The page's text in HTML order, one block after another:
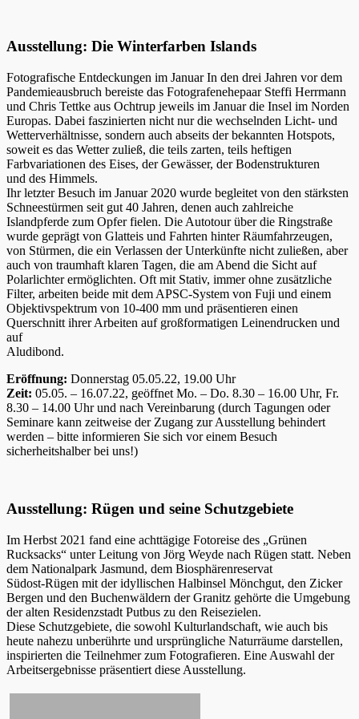
Ausstellung: Die Winterfarben Islands
Fotografische Entdeckungen im Januar In den drei Jahren vor dem
Pandemieausbruch bereiste das Fotografenehepaar Steffi Herrmann
und Chris Tettke aus Ochtrup jeweils im Januar die Insel im Norden
Europas. Dabei faszinierten nicht nur die wechselnden Licht- und
Wetterverhältnisse, sondern auch abseits der bekannten Hotspots,
soweit es das Wetter zuließ, die teils zarten, teils heftigen
Farbvariationen des Eises, der Gewässer, der Bodenstrukturen
und des Himmels.
Ihr letzter Besuch im Januar 2020 wurde begleitet von den stärksten
Schneestürmen seit gut 40 Jahren, denen auch zahlreiche
Islandpferde zum Opfer fielen. Die Autotour über die Ringstraße
wurde geprägt von Glatteis und Fahrten hinter Räumfahrzeugen,
von Stürmen, die ein Verlassen der Unterkünfte nicht zuließen, aber
auch von traumhaft klaren Tagen, die am Abend die Sicht auf
Polarlichter ermöglichten. Oft mit Stativ, immer ohne zusätzliche
Filter, arbeiten beide mit dem APSC-System von Fuji und einem
Objektivspektrum von 10-400 mm und präsentieren einen
Querschnitt ihrer Arbeiten auf großformatigen Leinendrucken und
auf
Aludibond.
Eröffnung: Donnerstag 05.05.22, 19.00 Uhr
Zeit: 05.05. – 16.07.22, geöffnet Mo. – Do. 8.30 – 16.00 Uhr, Fr.
8.30 – 14.00 Uhr und nach Vereinbarung (durch Tagungen oder
Seminare kann zeitweise der Zugang zur Ausstellung behindert
werden – bitte informieren Sie sich vor einem Besuch
sicherheitshalber bei uns!)
Ausstellung: Rügen und seine Schutzgebiete
Im Herbst 2021 fand eine achttägige Fotoreise des „Grünen
Rucksacks“ unter Leitung von Jörg Weyde nach Rügen statt. Neben
dem Nationalpark Jasmund, dem Biosphärenreservat
Südost-Rügen mit der idyllischen Halbinsel Mönchgut, den Zicker
Bergen und den Buchenwäldern der Granitz gehörte die Umgebung
der alten Residenzstadt Putbus zu den Reisezielen.
Diese Schutzgebiete, die sowohl Kulturlandschaft, wie auch bis
heute nahezu unberührte und ursprüngliche Naturräume darstellen,
inspirierten die Teilnehmer zum Fotografieren. Eine Auswahl der
Arbeitsergebnisse präsentiert diese Ausstellung.